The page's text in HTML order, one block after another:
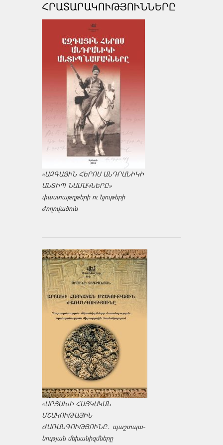
ՀՐԱՏԱՐԱԿՈՒԹՅՈՒՆՆԵՐԸ
«ԱԶԳԱՅԻՆ ՀԵՐՈՍ ԱՆԴՐԱՆԻԿԻ
ԱՆՏԻՊ ՆԱՄԱԿՆԵՐԸ»
փաստաթղթերի ու նյութերի
ժողովածուն
«ԱՐՑԱԽԻ ՀԱՅԿԱԿԱՆ
ՄՇԱԿՈՒԹԱՅԻՆ
ԺԱՌԱՆԳՈՒԹՅՈՒՆԸ․ պաշտպա­
նության մեխանիզմները